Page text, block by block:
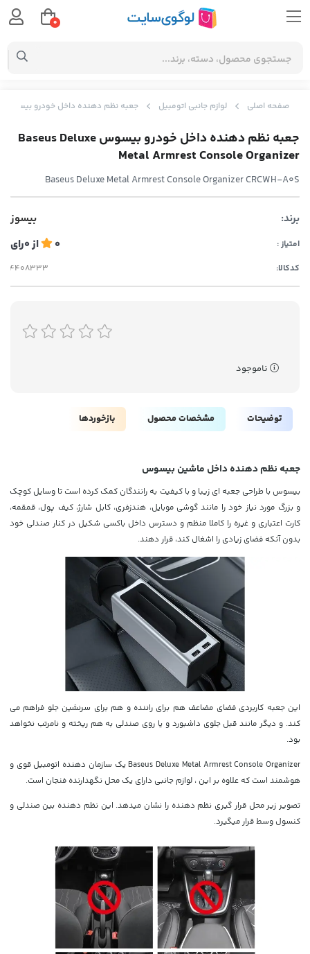
صفحه اصلی لوازم جانبی اتومبیل جعبه نظم دهنده داخل خودرو بیسوس Baseus Deluxe Metal Armrest Console Organizer
جعبه نظم دهنده داخل خودرو بیسوس Baseus Deluxe
Metal Armrest Console Organizer
Baseus Deluxe Metal Armrest Console Organizer CRCWH-A0S
برند: بیسوز
امتیاز : 0 از0رای
کدکالا:
ناموجود
توضیحات مشخصات محصول بازخوردها
جعبه نظم دهنده داخل ماشین بیسوس
بیسوس با طراحی جعبه ای زیبا و با کیفیت به رانندگان کمک کرده است تا وسایل کوچک
و بزرگ مورد نیاز خود را مانند گوشی موبایل، هندزفری، کابل شارژ، کیف پول، قمقمه،
کارت اعتباری و غیره را کاملا منظم و دسترس داخل باکسی شکیل در کنار صندلی خود
بدون آنکه فضای زیادی را اشغال کند، قرار دهند.
این جعبه کاربردی فضای مضاعف هم برای راننده و هم برای سرنشین جلو فراهم می
کند. و دیگر مانند قبل جلوی داشبورد و یا روی صندلی به هم ریخته و نامرتب نخواهد
بود.
Baseus Deluxe Metal Armrest Console Organizer یک سازمان دهنده اتومبیل قوی و
هوشمند است که علاوه بر این ، لوازم جانبی دارای یک محل نگهدارنده فنجان است.
تصویر زیر محل قرار گیری نظم دهنده را نشان میدهد. این نظم دهنده بین صندلی و
کنسول وسط قرار میگیرد.
0